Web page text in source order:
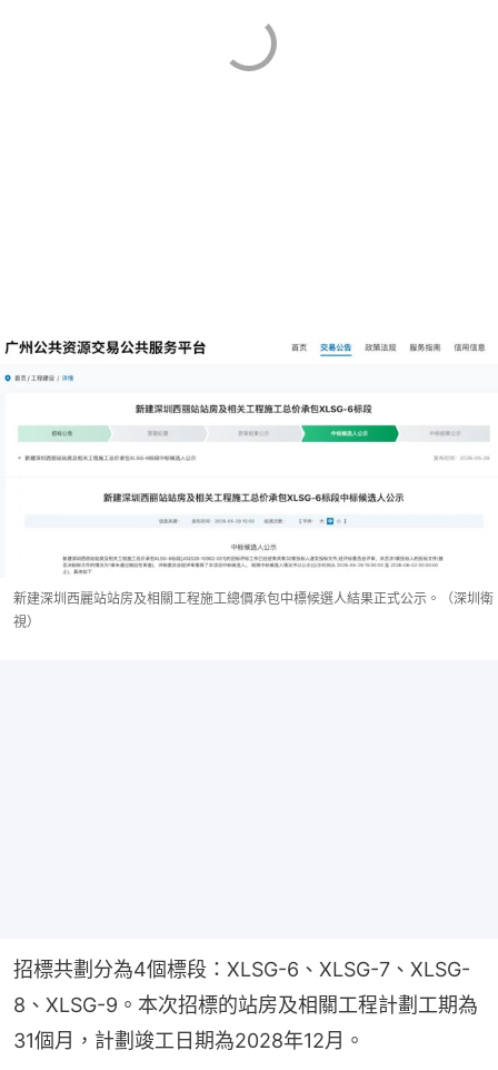
新建深圳西麗站站房及相關工程施工總價承包中標候選人結果正式公示。（深圳衛
視）
招標共劃分為4個標段：XLSG-6、XLSG-7、XLSG-
8、XLSG-9。本次招標的站房及相關工程計劃工期為
31個月，計劃竣工日期為2028年12月。